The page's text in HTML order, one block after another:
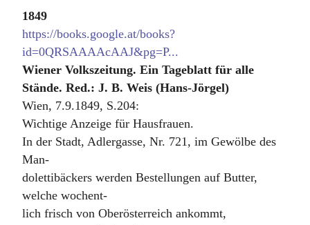
1849
https://books.google.at/books?
id=0QRSAAAAcAAJ&pg=P...
Wiener Volkszeitung. Ein Tageblatt für alle
Stände. Red.: J. B. Weis (Hans-Jörgel)
Wien, 7.9.1849, S.204:
Wichtige Anzeige für Hausfrauen.
In der Stadt, Adlergasse, Nr. 721, im Gewölbe des
Man-
dolettibäckers werden Bestellungen auf Butter,
welche wochent-
lich frisch von Oberösterreich ankommt,